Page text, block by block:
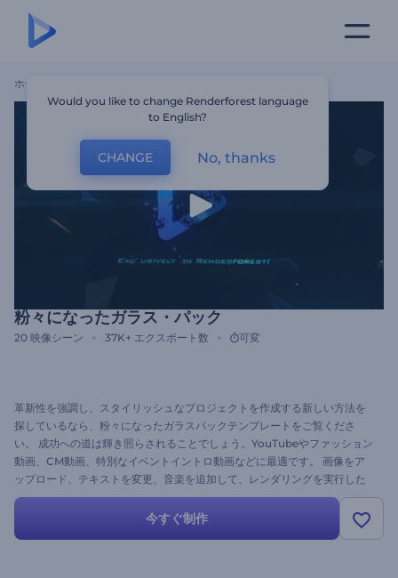
ホーム
粉々になったガラス・パック
20 映像シーン 37K+ エクスポート数 可変
革新性を強調し、スタイリッシュなプロジェクトを作成する新しい方法を
探しているなら、粉々になったガラスパックテンプレートをご覧くださ
い。 成功への道は輝き照らされることでしょう。YouTubeやファッション
動画、CM動画、特別なイベントイントロ動画などに最適です。 画像をア
ップロード、テキストを変更、音楽を追加して、レンダリングを実行した
りするだけで、エレガントなプロジェクトが完成します。 今すぐ試してみ
今すぐ制作
Would you like to change Renderforest language
to English?
CHANGE No, thanks